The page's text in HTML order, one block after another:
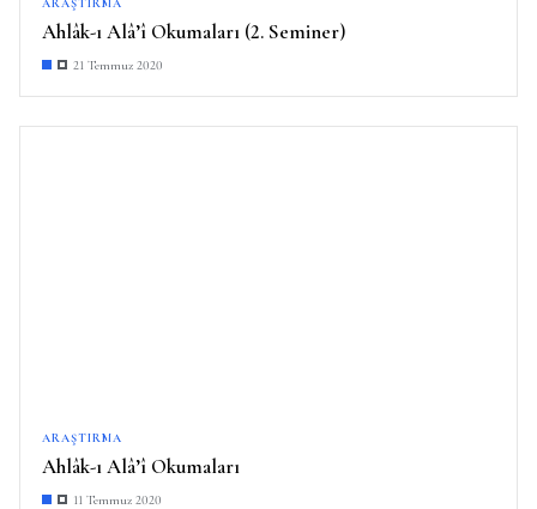
ARAŞTIRMA
Ahlâk-ı Alâ’î Okumaları (2. Seminer)
21 Temmuz 2020
ARAŞTIRMA
Ahlâk-ı Alâ’î Okumaları
11 Temmuz 2020